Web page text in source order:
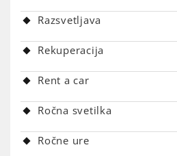
Razsvetljava
Rekuperacija
Rent a car
Ročna svetilka
Ročne ure